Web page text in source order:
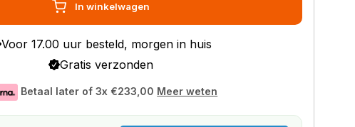
In winkelwagen
Voor 17.00 uur besteld, morgen in huis
Gratis verzonden
Betaal later of 3x €233,00 Meer weten